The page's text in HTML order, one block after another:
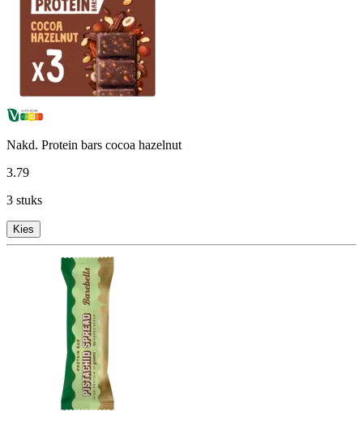
Nakd. Protein bars cocoa hazelnut
3.79
3 stuks
Kies